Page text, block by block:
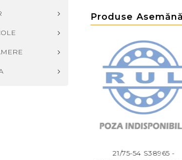
Produse
21/75-54 S38965 -